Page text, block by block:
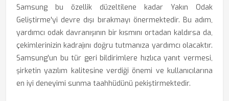
Samsung bu özellik düzeltilene kadar Yakın Odak
Geliştirme'yi devre dışı bırakmayı önermektedir. Bu adım,
yardımcı odak davranışının bir kısmını ortadan kaldırsa da,
çekimlerinizin kadrajını doğru tutmanıza yardımcı olacaktır.
Samsung'un bu tür geri bildirimlere hızlıca yanıt vermesi,
şirketin yazılım kalitesine verdiği önemi ve kullanıcılarına
en iyi deneyimi sunma taahhüdünü pekiştirmektedir.